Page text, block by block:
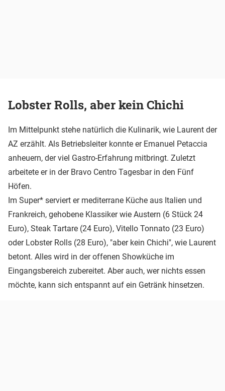
Lobster Rolls, aber kein Chichi
Im Mittelpunkt stehe natürlich die Kulinarik, wie Laurent der
AZ erzählt. Als Betriebsleiter konnte er Emanuel Petaccia
anheuern, der viel Gastro-Erfahrung mitbringt. Zuletzt
arbeitete er in der Bravo Centro Tagesbar in den Fünf
Höfen.
Im Super* serviert er mediterrane Küche aus Italien und
Frankreich, gehobene Klassiker wie Austern (6 Stück 24
Euro), Steak Tartare (24 Euro), Vitello Tonnato (23 Euro)
oder Lobster Rolls (28 Euro), "aber kein Chichi", wie Laurent
betont. Alles wird in der offenen Showküche im
Eingangsbereich zubereitet. Aber auch, wer nichts essen
möchte, kann sich entspannt auf ein Getränk hinsetzen.